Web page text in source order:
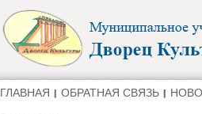
ГЛАВНАЯ ОБРАТНАЯ СВЯЗЬ